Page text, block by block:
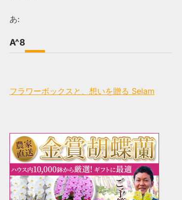
あ:
A^8
フラワーボックスと、想いを贈る Selam